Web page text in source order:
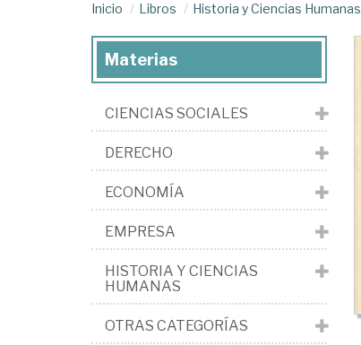
Inicio Libros Historia y Ciencias Humanas
Materias
CIENCIAS SOCIALES
DERECHO
ECONOMÍA
EMPRESA
HISTORIA Y CIENCIAS
HUMANAS
OTRAS CATEGORÍAS